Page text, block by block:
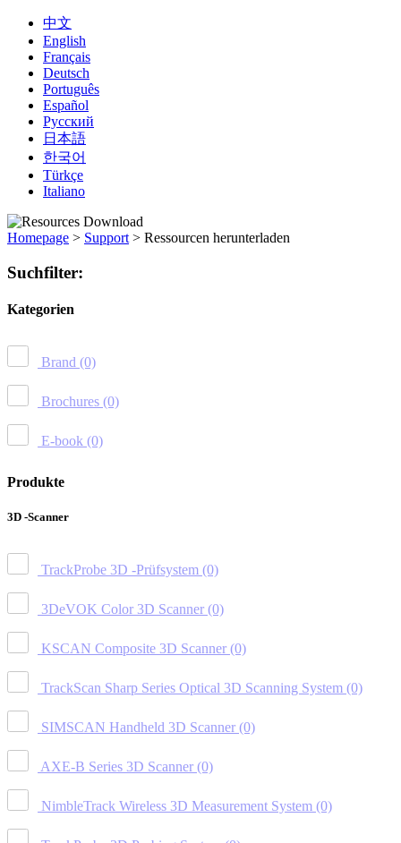
中文
English
Français
Deutsch
Português
Español
Русский
日本語
한국어
Türkçe
Italiano
Homepage > Support > Ressourcen herunterladen
Suchfilter:
Kategorien
Brand (0)
Brochures (0)
E-book (0)
Produkte
3D -Scanner
TrackProbe 3D -Prüfsystem (0)
3DeVOK Color 3D Scanner (0)
KSCAN Composite 3D Scanner (0)
TrackScan Sharp Series Optical 3D Scanning System (0)
SIMSCAN Handheld 3D Scanner (0)
AXE-B Series 3D Scanner (0)
NimbleTrack Wireless 3D Measurement System (0)